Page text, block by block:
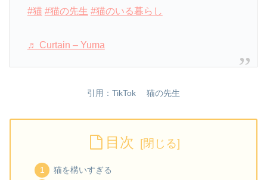
#猫 #猫の先生 #猫のいる暮らし
♬ Curtain – Yuma
引用：TikTok 猫の先生
目次
猫を構いすぎる